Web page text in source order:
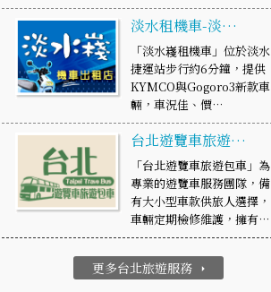
淡水租機車-淡…
「淡水嶘租機車」位於淡水
捷運站步行約6分鐘，提供
KYMCO與Gogoro3新款車
輛，車況佳、價…
台北遊覽車旅遊…
「台北遊覽車旅遊包車」為
專業的遊覽車服務團隊，備
有大小型車款供旅人選擇，
車輛定期檢修維護，擁有…
更多台北旅遊服務 arrow_right